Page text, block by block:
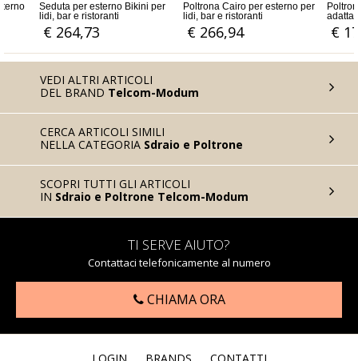
Bikini per
Poltrona Cairo per esterno per
lidi, bar e ristoranti
€ 266,94
Poltrona Manila per esterno
adatta per lidi, bar e ristoranti
€ 173,72
VEDI ALTRI ARTICOLI
DEL BRAND Telcom-Modum
CERCA ARTICOLI SIMILI
NELLA CATEGORIA Sdraio e Poltrone
SCOPRI TUTTI GLI ARTICOLI
IN Sdraio e Poltrone Telcom-Modum
TI SERVE AIUTO?
Contattaci telefonicamente al numero
CHIAMA ORA